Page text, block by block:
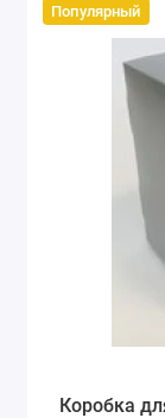
Популярный
Коробка